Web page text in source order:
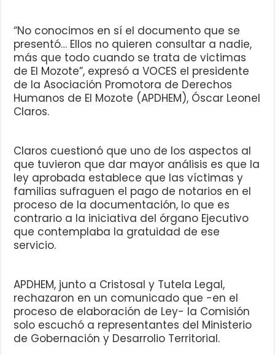
“No conocimos en sí el documento que se
presentó… Ellos no quieren consultar a nadie,
más que todo cuando se trata de victimas
de El Mozote”, expresó a VOCES el presidente
de la Asociación Promotora de Derechos
Humanos de El Mozote (APDHEM), Óscar Leonel
Claros.
Claros cuestionó que uno de los aspectos al
que tuvieron que dar mayor análisis es que la
ley aprobada establece que las víctimas y
familias sufraguen el pago de notarios en el
proceso de la documentación, lo que es
contrario a la iniciativa del órgano Ejecutivo
que contemplaba la gratuidad de ese
servicio.
APDHEM, junto a Cristosal y Tutela Legal,
rechazaron en un comunicado que -en el
proceso de elaboración de Ley- la Comisión
solo escuchó a representantes del Ministerio
de Gobernación y Desarrolio Territorial.